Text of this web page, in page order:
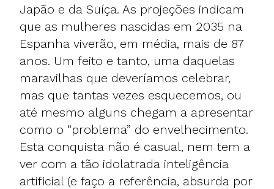
Japão e da Suíça. As projeções indicam
que as mulheres nascidas em 2035 na
Espanha viverão, em média, mais de 87
anos. Um feito e tanto, uma daquelas
maravilhas que deveríamos celebrar,
mas que tantas vezes esquecemos, ou
até mesmo alguns chegam a apresentar
como o “problema” do envelhecimento.
Esta conquista não é casual, nem tem a
ver com a tão idolatrada inteligência
artificial (e faço a referência, absurda por